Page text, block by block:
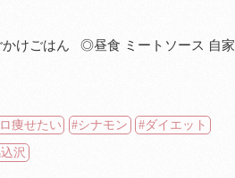
けごはん ◎昼食 ミートソース 自家
痩せたい シナモン ダイエット
沢